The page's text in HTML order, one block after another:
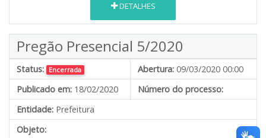
DETALHES
Pregão Presencial 5/2020
Status: Encerrada Abertura: 09/03/2020 00:00
Publicado em: 18/02/2020
Número do processo:
Entidade: Prefeitura
Objeto: